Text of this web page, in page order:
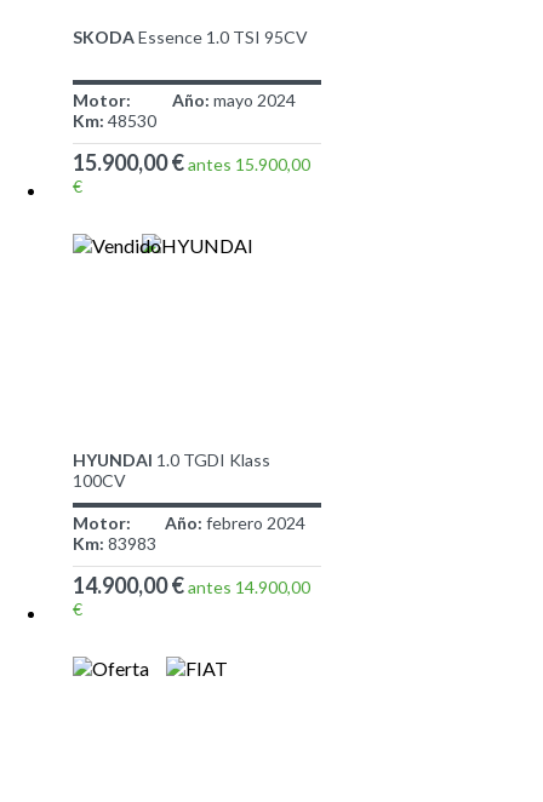
SKODAEssence 1.0 TSI 95CV
Motor: Año: mayo 2024
Km: 48530
15.900,00 €antes 15.900,00
€
HYUNDAI 1.0 TGDI Klass
100CV
Motor: Año: febrero 2024
Km: 83983
14.900,00 €antes 14.900,00
€